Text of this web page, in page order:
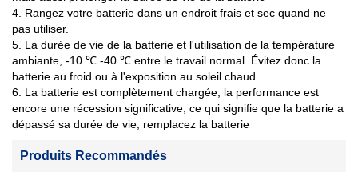
4. Rangez votre batterie dans un endroit frais et sec quand ne
pas utiliser.
5. La durée de vie de la batterie et l'utilisation de la température
ambiante, -10 ℃ -40 ℃ entre le travail normal. Évitez donc la
batterie au froid ou à l'exposition au soleil chaud.
6. La batterie est complètement chargée, la performance est
encore une récession significative, ce qui signifie que la batterie a
dépassé sa durée de vie, remplacez la batterie
Produits Recommandés